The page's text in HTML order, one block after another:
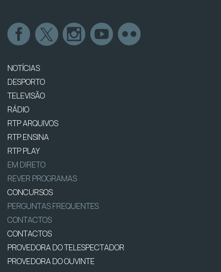
NOTÍCIAS
DESPORTO
TELEVISÃO
RÁDIO
RTP ARQUIVOS
RTP ENSINA
RTP PLAY
EM DIRETO
REVER PROGRAMAS
CONCURSOS
PERGUNTAS FREQUENTES
CONTACTOS
CONTACTOS
PROVEDORA DO TELESPECTADOR
PROVEDORA DO OUVINTE